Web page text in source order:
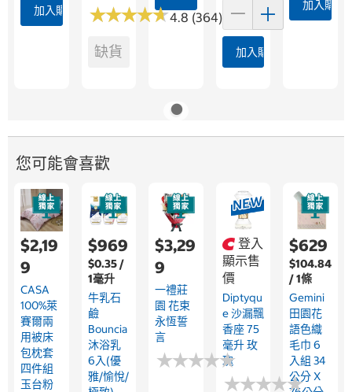
加入購物車 ★★★★★
★★★★★4.8 (364)
缺貨 加入購物車
加入購物
您可能會喜歡
$2,19
9
CASA
100%萊
賽爾兩
用被床
包枕套
四件組
玉台粉
$969
$0.35 /
1毫升
牛乳石
鹼
Bouncia
沐浴乳
6入(優
雅/愉悅/
$3,29
9
一禮莊
園 花束
永恆誓
言
★★★★★
★★★★★
登入
顯示售
價
Diptyqu
E 沙漏飄
香座 75
毫升 玫
瑰
★★★★★
★★★★★
$629
$104.84
/ 1條
Gemini
田園花
語色織
毛巾 6
入組 34
公分 X